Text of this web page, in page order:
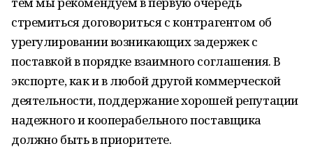
стремиться договориться с контрагентом об
урегулировании возникающих задержек с
поставкой в порядке взаимного соглашения. В
экспорте, как и в любой другой коммерческой
деятельности, поддержание хорошей репутации
надежного и кооперабельного поставщика
должно быть в приоритете.